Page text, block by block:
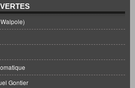
Gontier